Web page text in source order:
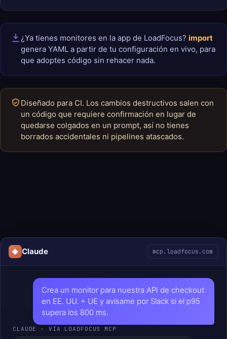
¿Ya tienes monitores en la app de LoadFocus? import
genera YAML a partir de tu configuración en vivo, para
que adoptes código sin rehacer nada.
Diseñado para CI. Los cambios destructivos salen con
un código que requiere confirmación en lugar de
quedarse colgados en un prompt, así no tienes
borrados accidentales ni pipelines atascados.
◆ Claude mcp.loadfocus.com
Crea un monitor para nuestra API de checkout
en EE. UU. + UE y avísame por Slack si el p95
supera los 800 ms.
CLAUDE · VÍA LOADFOCUS MCP